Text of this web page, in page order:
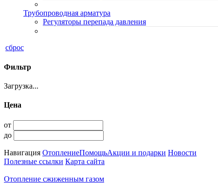
Трубопроводная арматура
Регуляторы перепада давления
сброс
Фильтр
Загрузка...
Цена
от
до
Навигация ОтоплениеПомощьАкции и подарки Новости
Полезные ссылки Карта сайта
Отопление сжиженным газом